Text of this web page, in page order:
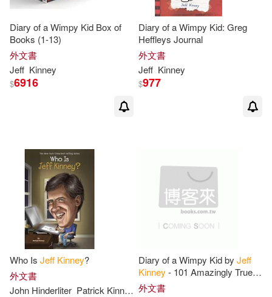
Jeff/ Ocampo(1)
Jeff/ Twentieth Century Fox (COR)
John (ILT)(1)
Karen (CON)(1)
Laura (CON)/ Kinney(1)
McCuen(1) Megan M.(1)
Patrick Kinney(1)
Diary of a Wimpy Kid Box of
Books (1-13)
外文書
Jeff Kinney
$6916
Diary of a Wimpy Kid: Greg
Heffleys Journal
外文書
Jeff Kinney
$977
Who Is Jeff Kinney?
外文書
John Hinderliter Patrick Kinney
Diary of a Wimpy Kid by Jeff
Kinney - 101 Amazingly True
Facts You Didn’t Know: Fun,
外文書